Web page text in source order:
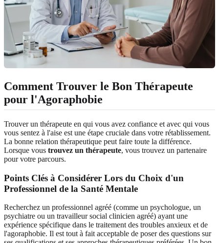
Comment Trouver le Bon Thérapeute
pour l'Agoraphobie
Trouver un thérapeute en qui vous avez confiance et avec qui vous
vous sentez à l'aise est une étape cruciale dans votre rétablissement.
La bonne relation thérapeutique peut faire toute la différence.
Lorsque vous trouvez un thérapeute, vous trouvez un partenaire
pour votre parcours.
Points Clés à Considérer Lors du Choix d'un
Professionnel de la Santé Mentale
Recherchez un professionnel agréé (comme un psychologue, un
psychiatre ou un travailleur social clinicien agréé) ayant une
expérience spécifique dans le traitement des troubles anxieux et de
l'agoraphobie. Il est tout à fait acceptable de poser des questions sur